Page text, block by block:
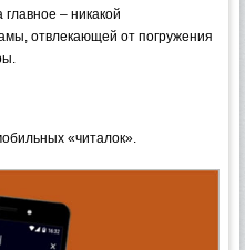
– никакой
отвлекающей от погружения
«читалок».